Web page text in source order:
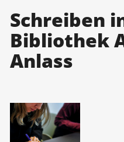
Politik &
Themen &
Schreiben
Bibliothek
Anlass